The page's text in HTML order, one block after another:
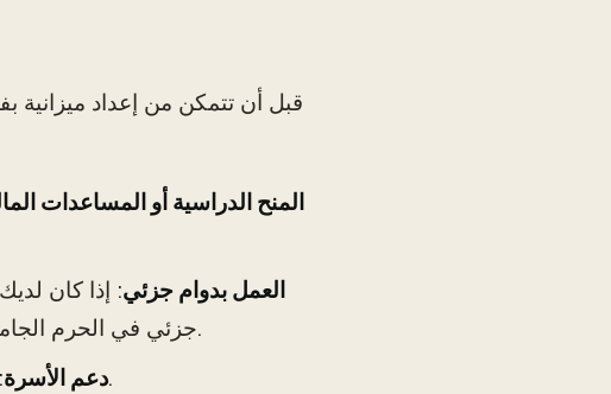
قبل أن تتمكن من إعداد ميزانية
المنح الدراسية أو المساعدات
العمل بدوام جزئي: إذا كان
جزئي في الحرم الجامعي أو خارجه. تحقق من اللوائح المتعلقة بساعات العمل.
دعم الأسرة: بعض الطلاب يتلقون دعمًا ماليًا من عائلاتهم في الوطن.